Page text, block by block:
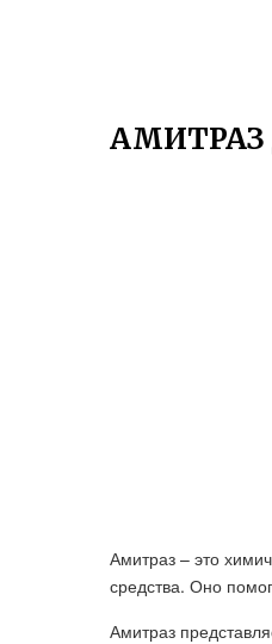
АМИТРАЗ
Амитраз – это
средства. Оно
Амитраз